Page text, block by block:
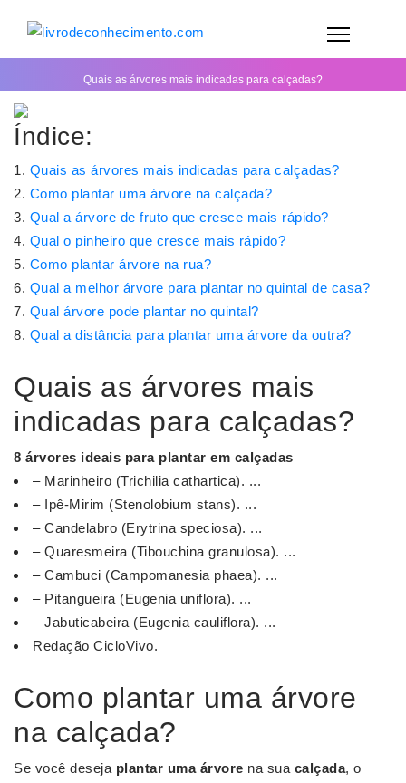
Quais as árvores mais indicadas para calçadas?
Índice:
Quais as árvores mais indicadas para calçadas?
Como plantar uma árvore na calçada?
Qual a árvore de fruto que cresce mais rápido?
Qual o pinheiro que cresce mais rápido?
Como plantar árvore na rua?
Qual a melhor árvore para plantar no quintal de casa?
Qual árvore pode plantar no quintal?
Qual a distância para plantar uma árvore da outra?
Quais as árvores mais
indicadas para calçadas?
8 árvores ideais para plantar em calçadas
– Marinheiro (Trichilia cathartica). ...
– Ipê-Mirim (Stenolobium stans). ...
– Candelabro (Erytrina speciosa). ...
– Quaresmeira (Tibouchina granulosa). ...
– Cambuci (Campomanesia phaea). ...
– Pitangueira (Eugenia uniflora). ...
– Jabuticabeira (Eugenia cauliflora). ...
Redação CicloVivo.
Como plantar uma árvore
na calçada?
Se você deseja plantar uma árvore na sua calçada, o